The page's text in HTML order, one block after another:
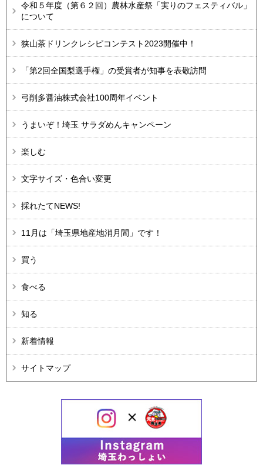
令和５年度（第６２回）農林水産祭「実りのフェスティバル」
について
狭山茶ドリンクレシピコンテスト2023開催中！
「第2回全国梨選手権」の受賞者が知事を表敬訪問
弓削多醤油株式会社100周年イベント
うまいぞ！埼玉 サラダめんキャンペーン
楽しむ
文字サイズ・色合い変更
採れたてNEWS!
11月は「埼玉県地産地消月間」です！
買う
食べる
知る
新着情報
サイトマップ